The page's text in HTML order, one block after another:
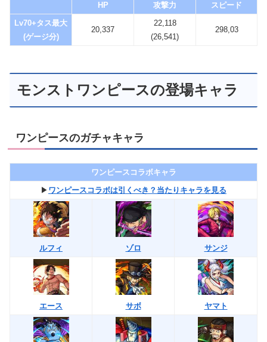
HP 攻撃力
スピード
Lv70+タス最大
(ゲージ分)
20,337
22,118
(26,541)
298,03
モンストワンピースの登場キャラ
ワンピースのガチャキャラ
ワンピースコラボキャラ
▶︎ ワンピースコラボは引くべき？当たりキャラを見る
ルフィ ゾロ サンジ
エース サボ ヤマト